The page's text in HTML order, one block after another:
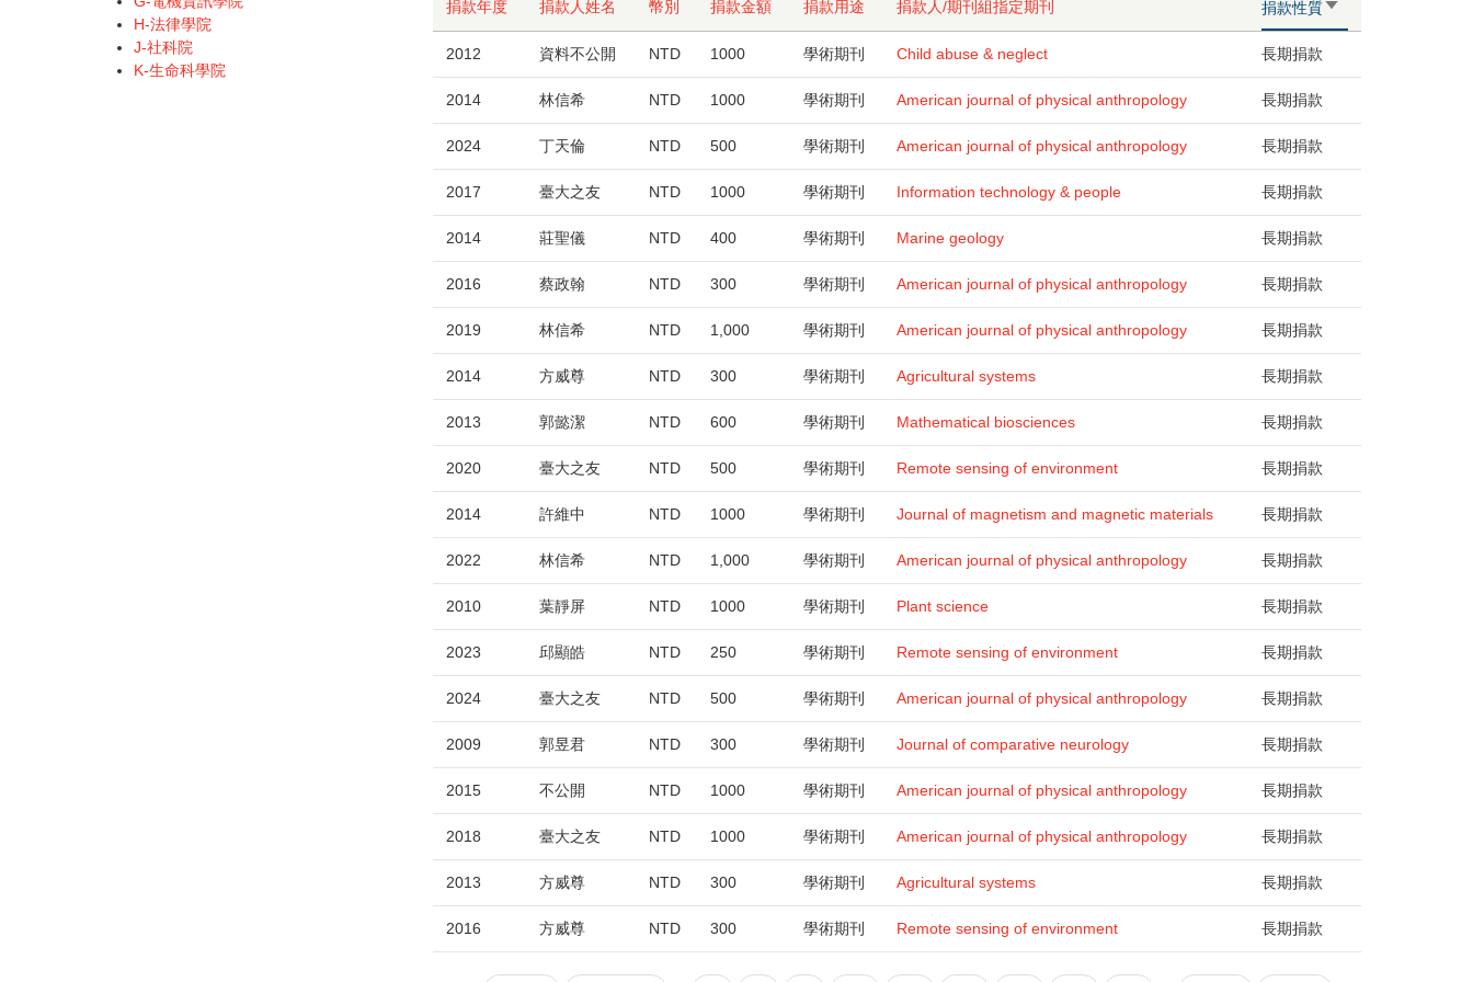
H-法律學院
J-社科院
K-生命科學院
捐款年度 捐款人姓名 幣別 捐款金額 捐款用途 捐款人/期刊組指定期刊 捐款性質由
小
大
2012 資料不公開 NTD 1000 學術期刊 Child abuse & neglect 長期捐款
2014 林信希 NTD 1000 學術期刊 American journal of physical anthropology 長期捐款
2024 丁天倫 NTD 500 學術期刊 American journal of physical anthropology 長期捐款
2017 臺大之友 NTD 1000 學術期刊 Information technology & people 長期捐款
2014 莊聖儀 NTD 400 學術期刊 Marine geology 長期捐款
2016 蔡政翰 NTD 300 學術期刊 American journal of physical anthropology 長期捐款
2019 林信希 NTD 1,000 學術期刊 American journal of physical anthropology 長期捐款
2014 方威尊 NTD 300 學術期刊 Agricultural systems 長期捐款
2013 郭懿潔 NTD 600 學術期刊 Mathematical biosciences 長期捐款
2020 臺大之友 NTD 500 學術期刊 Remote sensing of environment 長期捐款
2014 許維中 NTD 1000 學術期刊 Journal of magnetism and magnetic materials 長期捐款
2022 林信希 NTD 1,000 學術期刊 American journal of physical anthropology 長期捐款
2010 葉靜屏 NTD 1000 學術期刊 Plant science 長期捐款
2023 邱顯皓 NTD 250 學術期刊 Remote sensing of environment 長期捐款
2024 臺大之友 NTD 500 學術期刊 American journal of physical anthropology 長期捐款
2009 郭昱君 NTD 300 學術期刊 Journal of comparative neurology 長期捐款
2015 不公開 NTD 1000 學術期刊 American journal of physical anthropology 長期捐款
2018 臺大之友 NTD 1000 學術期刊 American journal of physical anthropology 長期捐款
2013 方威尊 NTD 300 學術期刊 Agricultural systems 長期捐款
2016 方威尊 NTD 300 學術期刊 Remote sensing of environment 長期捐款